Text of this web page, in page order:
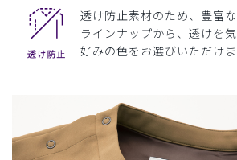
透け防止素材のため、豊富
ラインナップから、透けを
好みの色をお選びいただけま